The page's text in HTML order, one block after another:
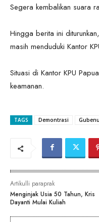
Segera kembalikan suara
Hingga berita ini
masih menduduki Kantor
Situasi di Kantor KPU
keamanan.
TAGS Demontrasi
Artikulli paraprak
Menginjak Usia 50 Tahun, Kris
Dayanti Mulai Kuliah